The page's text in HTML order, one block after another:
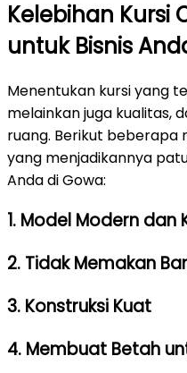
Kelebihan Kursi
untuk Bisnis
Menentukan kursi yang
melainkan juga kualitas,
ruang. Berikut beberapa
yang menjadikannya
Anda di Gowa:
1. Model Modern dan
2. Tidak Memakan
3. Konstruksi Kuat
4. Membuat Betah